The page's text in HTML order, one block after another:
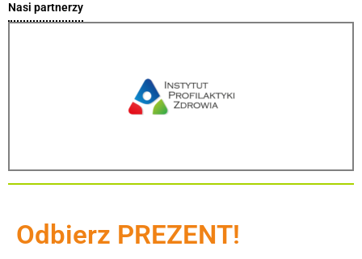
Nasi partnerzy
Odbierz PREZENT!